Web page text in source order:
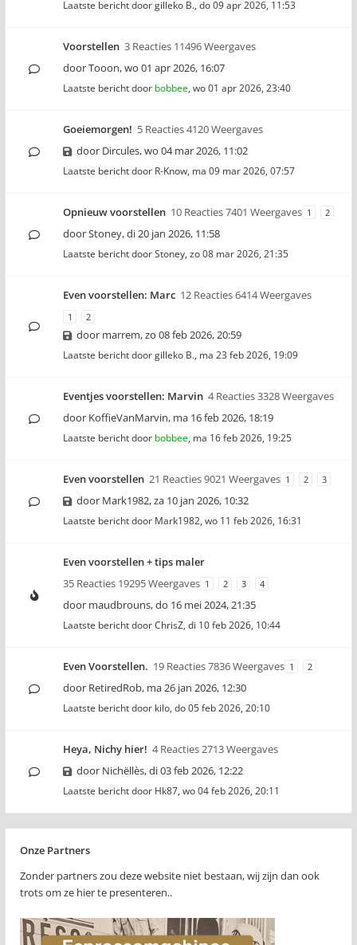
Laatste bericht doorgilleko B., do 09 apr 2026, 11:53
Voorstellen 3 Reacties 11496 Weergaves
doorTooon,wo 01 apr 2026, 16:07
Laatste bericht door bobbee, wo 01 apr 2026, 23:40
Goeiemorgen! 5 Reacties 4120 Weergaves
door Dircules,wo 04 mar 2026, 11:02
Laatste bericht door R-Know, ma 09 mar 2026, 07:57
Opnieuw voorstellen 10 Reacties 7401 Weergaves 1 2
doorStoney,di 20 jan 2026, 11:58
Laatste bericht doorStoney, zo 08 mar 2026, 21:35
Even voorstellen: Marc 12 Reacties 6414 Weergaves
1 2
door marrem,zo 08 feb 2026, 20:59
Laatste bericht doorgilleko B., ma 23 feb 2026, 19:09
Eventjes voorstellen: Marvin 4 Reacties 3328 Weergaves
door KoffieVanMarvin, ma 16 feb 2026, 18:19
Laatste bericht door bobbee, ma 16 feb 2026, 19:25
Even voorstellen 21 Reacties 9021 Weergaves 1 2 3
door Mark1982,za 10 jan 2026, 10:32
Laatste bericht door Mark1982, wo 11 feb 2026, 16:31
Even voorstellen + tips maler
35 Reacties 19295 Weergaves 1 2 3 4
door maudbrouns,do 16 mei 2024, 21:35
Laatste bericht doorChrisZ, di 10 feb 2026, 10:44
Even Voorstellen. 19 Reacties 7836 Weergaves 1 2
door RetiredRob, ma 26 jan 2026, 12:30
Laatste bericht door kilo, do 05 feb 2026, 20:10
Heya, Nichy hier! 4 Reacties 2713 Weergaves
door Nichëllès,di 03 feb 2026, 12:22
Laatste bericht door Hk87, wo 04 feb 2026, 20:11
Onze Partners
Zonder partners zou deze website niet bestaan, wij zijn dan ook
trots om ze hier te presenteren..